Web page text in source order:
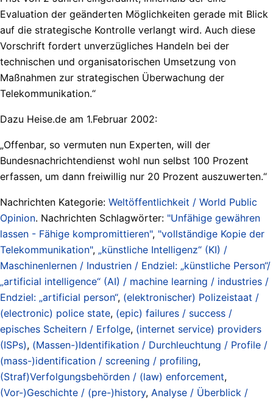
Evaluation der geänderten Möglichkeiten gerade mit Blick
auf die strategische Kontrolle verlangt wird. Auch diese
Vorschrift fordert unverzügliches Handeln bei der
technischen und organisatorischen Umsetzung von
Maßnahmen zur strategischen Überwachung der
Telekommunikation.“
Dazu Heise.de am 1.Februar 2002:
„Offenbar, so vermuten nun Experten, will der
Bundesnachrichtendienst wohl nun selbst 100 Prozent
erfassen, um dann freiwillig nur 20 Prozent auszuwerten.“
Nachrichten Kategorie: Weltöffentlichkeit / World Public
Opinion. Nachrichten Schlagwörter: "Unfähige gewähren
lassen - Fähige kompromittieren", "vollständige Kopie der
Telekommunikation", „künstliche Intelligenz“ (KI) /
Maschinenlernen / Industrien / Endziel: „künstliche Person“/
„artificial intelligence“ (AI) / machine learning / industries /
Endziel: „artificial person“, (elektronischer) Polizeistaat /
(electronic) police state, (epic) failures / success /
episches Scheitern / Erfolge, (internet service) providers
(ISPs), (Massen-)Identifikation / Durchleuchtung / Profile /
(mass-)identification / screening / profiling,
(Straf)Verfolgungsbehörden / (law) enforcement,
(Vor-)Geschichte / (pre-)history, Analyse / Überblick /